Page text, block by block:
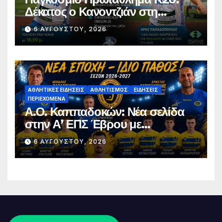
Δέκατος ο Κανοντζιάν στη
σφαιροβολία – Άτυχος ο
Παπαδόπουλος στον τελικό
6 ΑΥΓΟΎΣΤΟΥ, 2026
ΑΘΛΗΤΙΚΈΣ ΕΙΔΉΣΕΙΣ ΑΘΛΗΤΙΣΜΌΣ
ΕΙΔΉΣΕΙΣ
ΠΕΡΙΕΧΌΜΕΝΑ
Α.Ο. Καππαδοκών: Νέα σελίδα
στην Α’ ΕΠΣ Έβρου με
φιλοδοξίες, σταθερότητα και
επένδυση στη νέα γενιά
6 ΑΥΓΟΎΣΤΟΥ, 2026